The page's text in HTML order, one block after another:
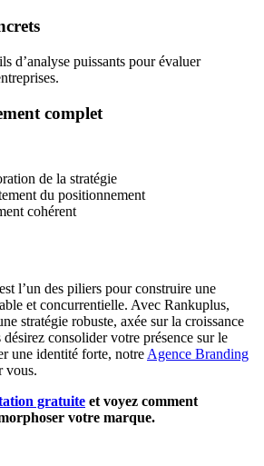
d’analyse puissants pour évaluer
complet
de la stratégie
du positionnement
cohérent
l’un des piliers pour construire une
et concurrentielle. Avec Rankuplus,
stratégie robuste, axée sur la croissance
consolider votre présence sur le
une identité forte, notre Agence Branding
vous.
gratuite et voyez comment
votre marque.